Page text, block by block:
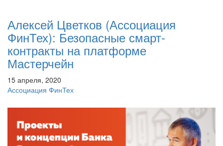
Алексей Цветков (Ассоциация
ФинТех): Безопасные смарт-
контракты на платформе
Мастерчейн
15 апреля, 2020
Ассоциация ФинТех